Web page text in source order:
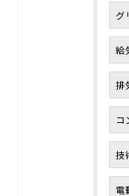
グ
給
排
コ
技
電